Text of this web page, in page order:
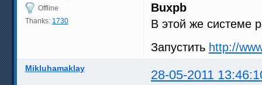
Offline
Thanks: 1730
Buxpb
В этой же системе
Запустить http://
Mikluhamaklay 28-05-2011